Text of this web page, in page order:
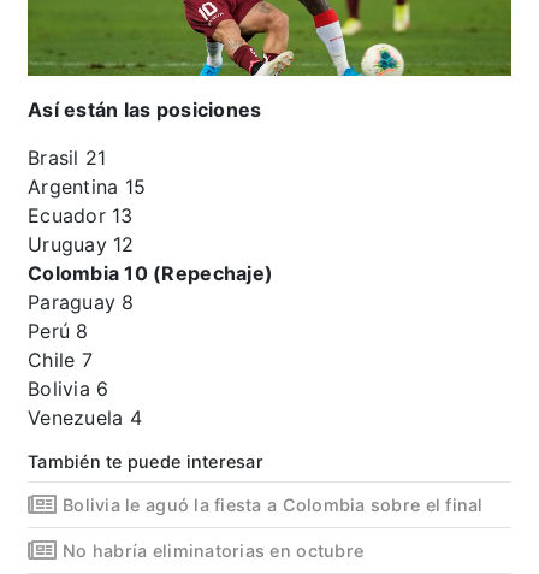
Así están las posiciones
Brasil 21
Argentina 15
Ecuador 13
Uruguay 12
Colombia 10 (Repechaje)
Paraguay 8
Perú 8
Chile 7
Bolivia 6
Venezuela 4
También te puede interesar
Bolivia le aguó la fiesta a Colombia sobre el final
No habría eliminatorias en octubre